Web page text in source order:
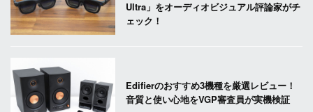
Ultra」をオーディオビジュアル評論家がチ
ェック！
Edifierのおすすめ3機種を厳選レビュー！
音質と使い心地をVGP審査員が実機検証